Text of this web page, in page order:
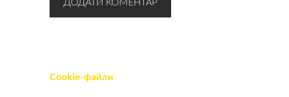
Cookie-файли